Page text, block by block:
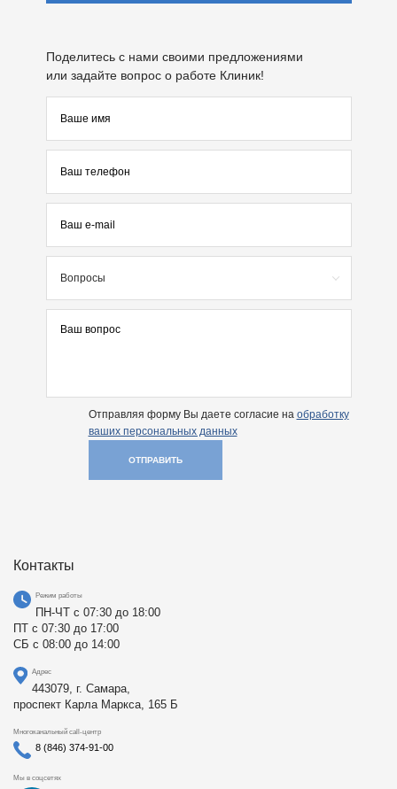
Поделитесь с нами своими предложениями
или задайте вопрос о работе Клиник!
Вопросы
Отправляя форму Вы даете согласие на обработку
ваших персональных данных
ОТПРАВИТЬ
Контакты
Режим работы
ПН-ЧТ с 07:30 до 18:00
ПТ с 07:30 до 17:00
СБ с 08:00 до 14:00
Адрес
443079, г. Самара,
проспект Карла Маркса, 165 Б
Многоканальный call-центр
8 (846) 374-91-00
Мы в соцсетях